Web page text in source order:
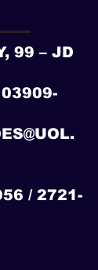
99 – JD
03909-
/ 2721-